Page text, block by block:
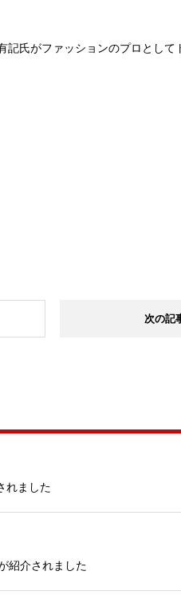
氏がファッションのプロとして
次の記
れました
紹介されました